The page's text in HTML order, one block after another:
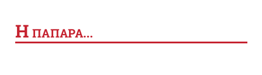
Η ΠΑΠΑΡΑ…